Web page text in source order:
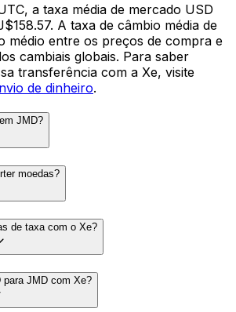
a taxa média de mercado USD
A taxa de câmbio média de
médio entre os preços de compra e
cambiais globais. Para saber
transferência com a Xe, visite
de dinheiro.
JMD?
moedas?
de taxa com o Xe?
para JMD com Xe?